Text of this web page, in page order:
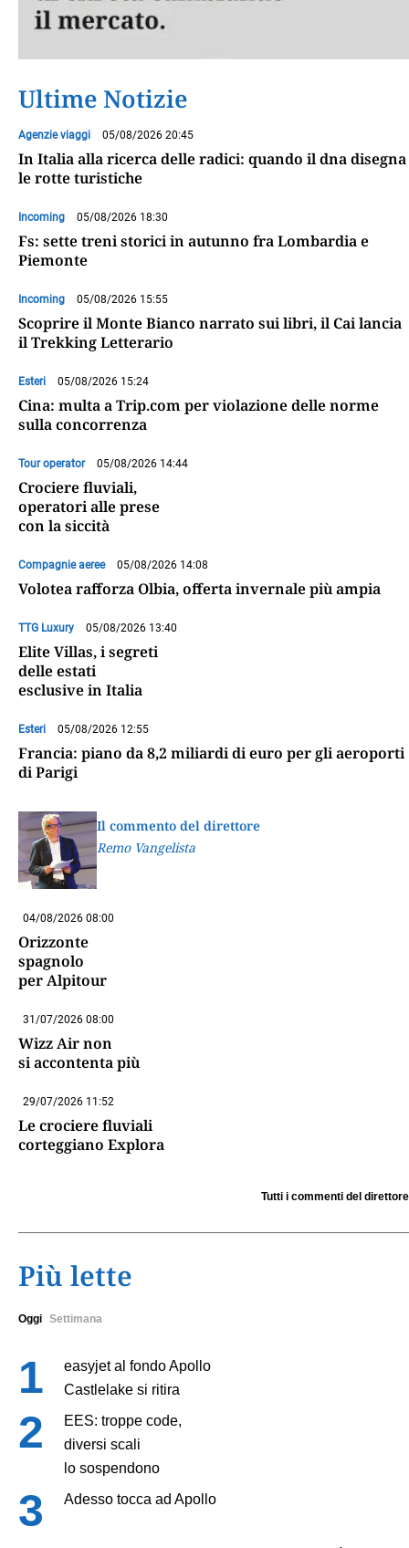
Ultime Notizie
Agenzie viaggi 05/08/2026 20:45
In Italia alla ricerca delle radici: quando il dna disegna
le rotte turistiche
Incoming 05/08/2026 18:30
Fs: sette treni storici in autunno fra Lombardia e
Piemonte
Incoming 05/08/2026 15:55
Scoprire il Monte Bianco narrato sui libri, il Cai lancia
il Trekking Letterario
Esteri 05/08/2026 15:24
Cina: multa a Trip.com per violazione delle norme
sulla concorrenza
Tour operator 05/08/2026 14:44
Crociere fluviali,
operatori alle prese
con la siccità
Compagnie aeree 05/08/2026 14:08
Volotea rafforza Olbia, offerta invernale più ampia
TTG Luxury 05/08/2026 13:40
Elite Villas, i segreti
delle estati
esclusive in Italia
Esteri 05/08/2026 12:55
Francia: piano da 8,2 miliardi di euro per gli aeroporti
di Parigi
Il commento del direttore
Remo Vangelista
04/08/2026 08:00
Orizzonte
spagnolo
per Alpitour
31/07/2026 08:00
Wizz Air non
si accontenta più
29/07/2026 11:52
Le crociere fluviali
corteggiano Explora
Tutti i commenti del direttore
Più lette
Oggi Settimana
easyjet al fondo Apollo
Castlelake si ritira
EES: troppe code,
diversi scali
lo sospendono
Adesso tocca ad Apollo